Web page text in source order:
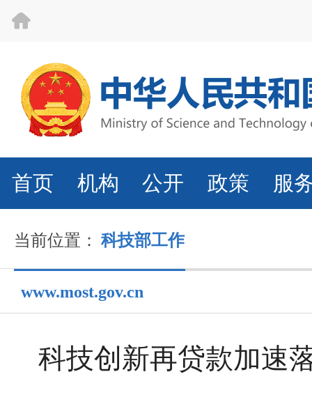
首页 机构 公开 政策 服
当前位置： 科技部工作
www.most.gov.cn
科技创新再贷款加速